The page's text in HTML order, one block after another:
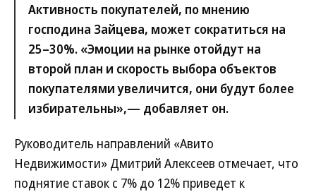
Активность покупателей, по мнению
господина Зайцева, может сократиться на
25–30%. «Эмоции на рынке отойдут на
второй план и скорость выбора объектов
покупателями увеличится, они будут более
избирательны»,— добавляет он.
Руководитель направлений «Авито
Недвижимости» Дмитрий Алексеев отмечает, что
поднятие ставок с 7% до 12% приведет к